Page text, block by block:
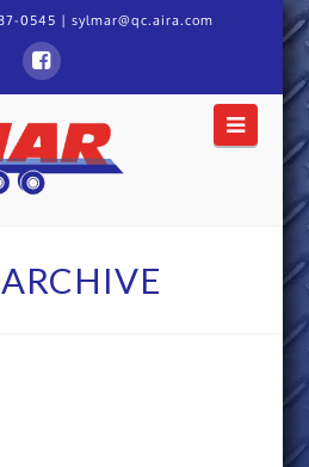
0545 |sylmar@qc.aira.com